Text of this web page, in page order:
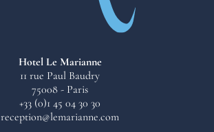
Hotel Le Marianne
11 rue Paul Baudry
75008 - Paris
+33 (0)1 45 04 30 30
reception@lemarianne.com